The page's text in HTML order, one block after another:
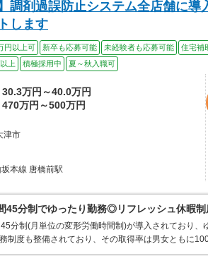
調剤過誤防止システム全店舗に
します
円以上可 新卒も応募可能 未経験者も応募可能 住宅補
上
積極採用中 夏～秋入職可
30.3万円～40.0万円
470万円～500万円
津市
本線 唐橋前駅
45分制でゆったり勤務◎リフレッシュ休暇
分制(月単位の変形労働時間制)が導入されており
制度も整備されており、その取得率は男女ともに